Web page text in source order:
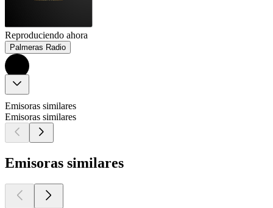
Reproduciendo ahora
Palmeras Radio
Emisoras similares
Emisoras similares
Emisoras similares